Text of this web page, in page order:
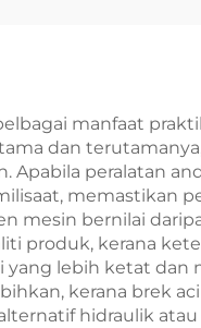
manfaat
dan
Apabila peralatan
memastikan
mesin bernilai
produk, kerana
lebih ketat
kerana brek
hidraulik